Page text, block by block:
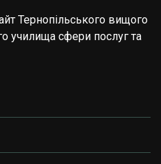
Тернопільського вищого
училища сфери послуг та